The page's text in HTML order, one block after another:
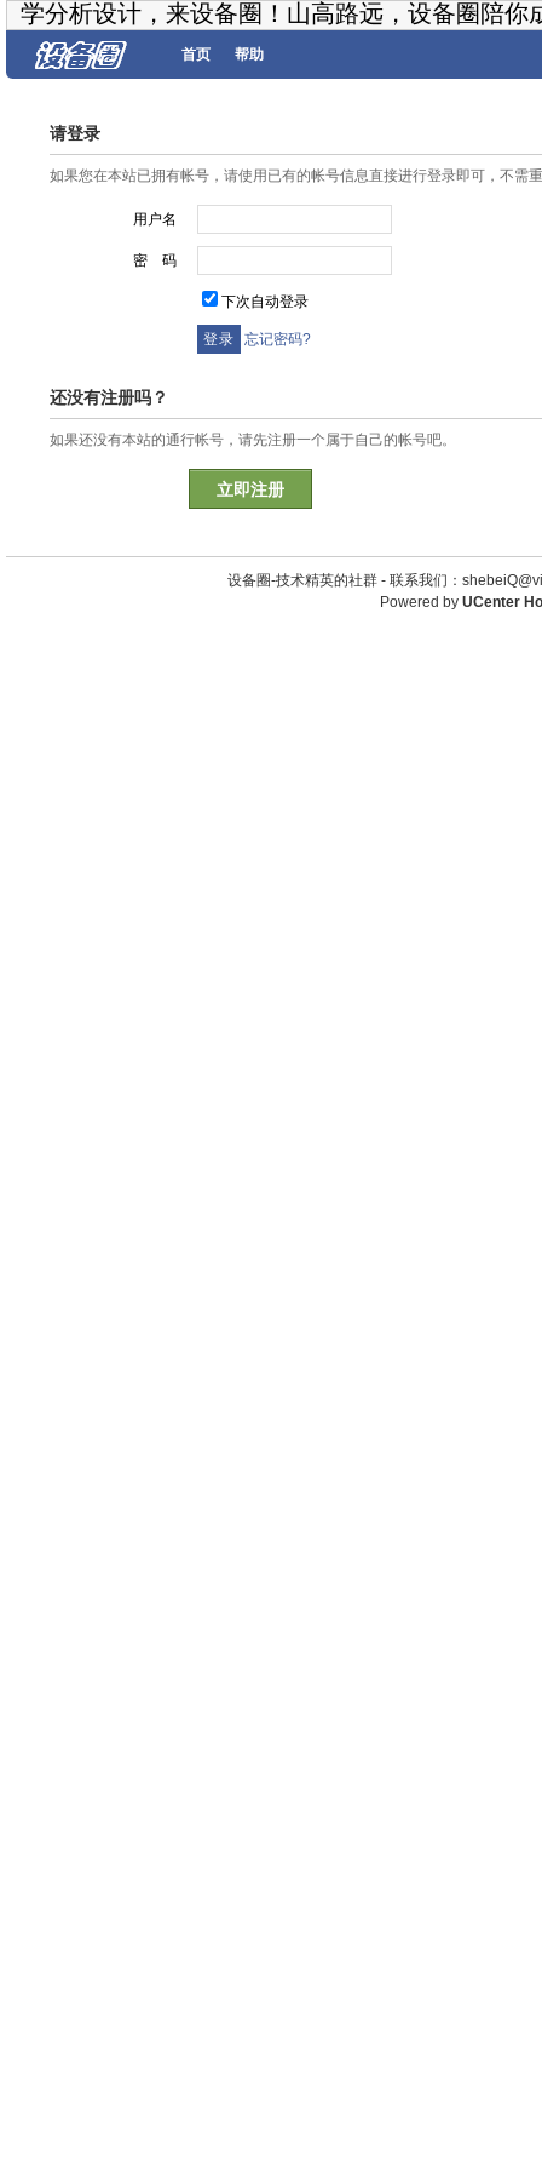
学分析设计，来设备圈！山高路远，设备圈陪你
首页 帮助
请登录
如果您在本站已拥有帐号，请使用已有的帐号信息直接进行登录即可，不需
用户名
密 码
下次自动登录
忘记密码?
还没有注册吗？
如果还没有本站的通行帐号，请先注册一个属于自己的帐号吧。
立即注册
设备圈-技术精英的社群 - 联系我们：
Powered by UCenter